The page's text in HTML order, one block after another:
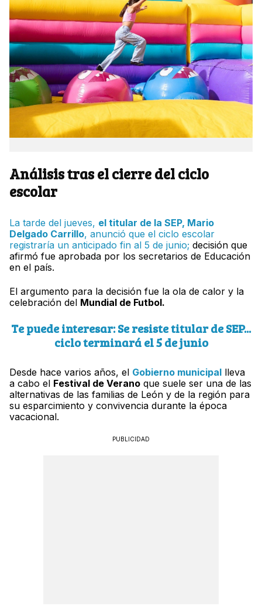
Análisis tras el cierre del ciclo
escolar
La tarde del jueves, el titular de la SEP, Mario
Delgado Carrillo, anunció que el ciclo escolar
registraría un anticipado fin al 5 de junio; decisión que
afirmó fue aprobada por los secretarios de Educación
en el país.
El argumento para la decisión fue la ola de calor y la
celebración del Mundial de Futbol.
Te puede interesar: Se resiste titular de SEP...
ciclo terminará el 5 de junio
Desde hace varios años, el Gobierno municipal lleva
a cabo el Festival de Verano que suele ser una de las
alternativas de las familias de León y de la región para
su esparcimiento y convivencia durante la época
vacacional.
PUBLICIDAD